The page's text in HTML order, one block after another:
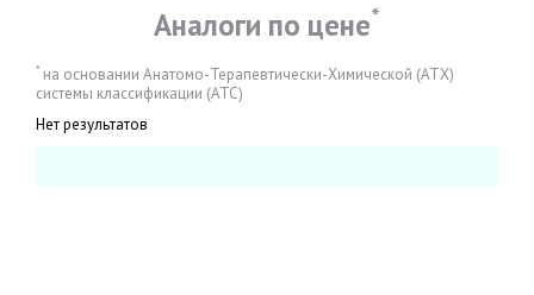
Аналоги по цене*
* на основании Анатомо-Терапевтически-Химической (АТХ)
системы классификации (АТС)
Нет результатов